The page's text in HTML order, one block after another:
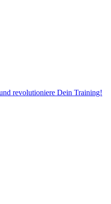
revolutioniere Dein Training!